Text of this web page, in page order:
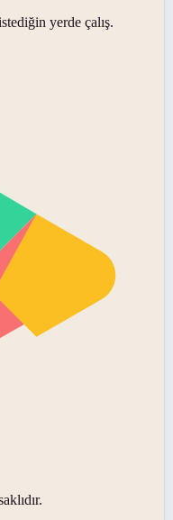
yerde çalış.